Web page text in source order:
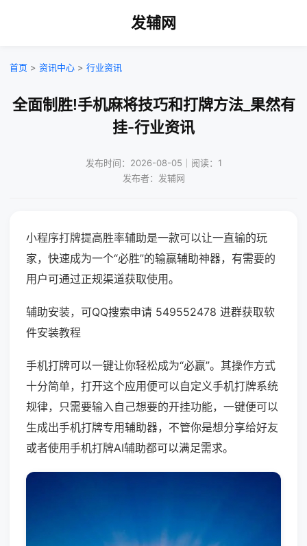
发辅网
首页 > 资讯中心 > 行业资讯
全面制胜!手机麻将技巧和打牌方法_果然有
挂-行业资讯
发布时间：2026-08-05｜阅读：1
发布者：发辅网
小程序打牌提高胜率辅助是一款可以让一直输的玩
家，快速成为一个“必胜”的输赢辅助神器，有需要的
用户可通过正规渠道获取使用。
辅助安装，可QQ搜索申请 549552478 进群获取软
件安装教程
手机打牌可以一键让你轻松成为“必赢”。其操作方式
十分简单，打开这个应用便可以自定义手机打牌系统
规律，只需要输入自己想要的开挂功能，一键便可以
生成出手机打牌专用辅助器，不管你是想分享给好友
或者使用手机打牌AI辅助都可以满足需求。